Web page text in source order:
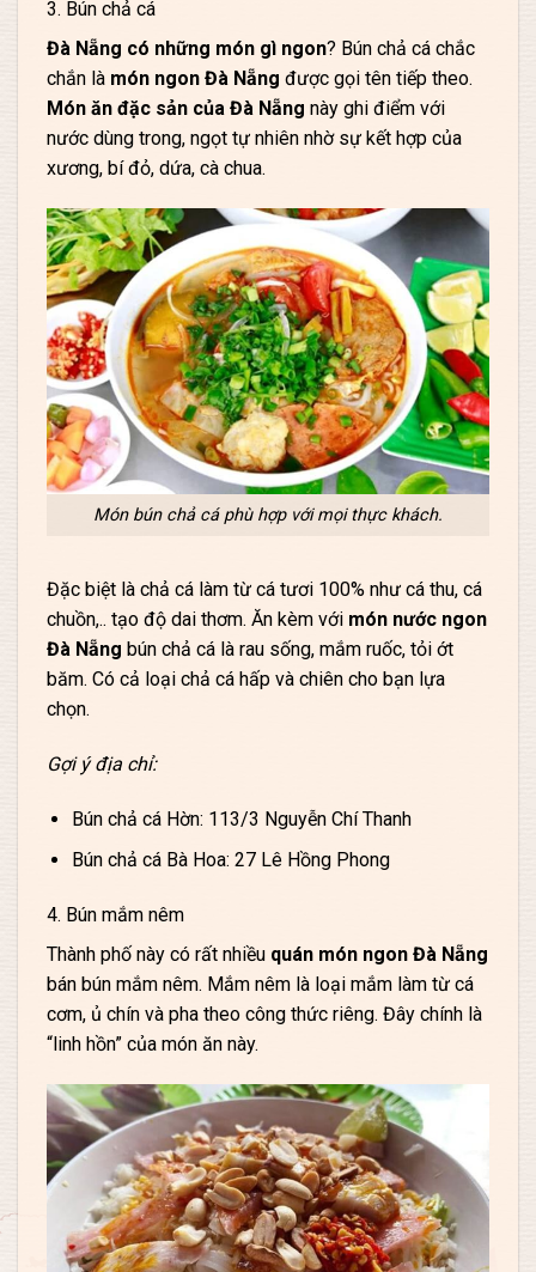
3. Bún chả cá
Đà Nẵng có những món gì ngon? Bún chả cá chắc
chắn là món ngon Đà Nẵng được gọi tên tiếp theo.
Món ăn đặc sản của Đà Nẵng này ghi điểm với
nước dùng trong, ngọt tự nhiên nhờ sự kết hợp của
xương, bí đỏ, dứa, cà chua.
Món bún chả cá phù hợp với mọi thực khách.
Đặc biệt là chả cá làm từ cá tươi 100% như cá thu, cá
chuồn,.. tạo độ dai thơm. Ăn kèm với món nước ngon
Đà Nẵng bún chả cá là rau sống, mắm ruốc, tỏi ớt
băm. Có cả loại chả cá hấp và chiên cho bạn lựa
chọn.
Gợi ý địa chỉ:
Bún chả cá Hờn: 113/3 Nguyễn Chí Thanh
Bún chả cá Bà Hoa: 27 Lê Hồng Phong
4. Bún mắm nêm
Thành phố này có rất nhiều quán món ngon Đà Nẵng
bán bún mắm nêm. Mắm nêm là loại mắm làm từ cá
cơm, ủ chín và pha theo công thức riêng. Đây chính là
“linh hồn” của món ăn này.